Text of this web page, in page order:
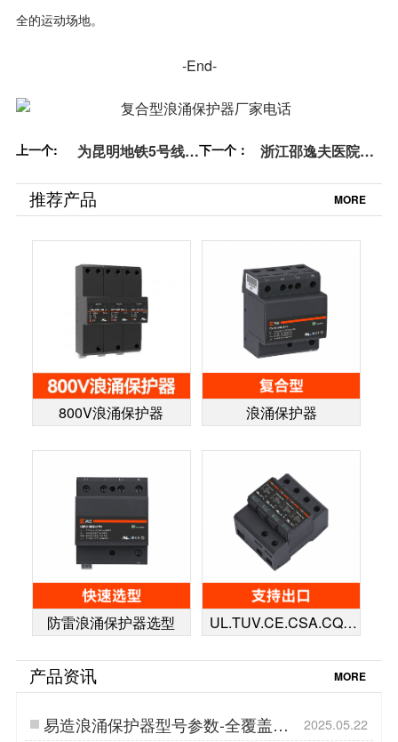
全的运动场地。
-End-
上一个:
为昆明地铁5号线提
检测报告齐全【杭
州易造】
下一个：
浙江邵逸夫医院使
得到客户一致好评
【杭州易造】
推荐产品 MORE
800V浪涌保护器 浪涌保护器
防雷浪涌保护器选型
UL.TUV.CE.CSA.CQC
产品资讯 MORE
易造浪涌保护器型号参数-全覆盖守
2025.05.22